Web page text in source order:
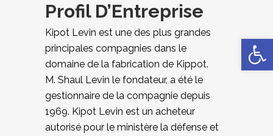
Ouvrir
Profil D’Entreprise
Kipot Levin est une des plus grandes
principales compagnies dans le
domaine de la fabrication de Kippot.
M. Shaul Levin le fondateur, a été le
gestionnaire de la compagnie depuis
1969. Kipot Levin est un acheteur
autorisé pour le ministère la défense et